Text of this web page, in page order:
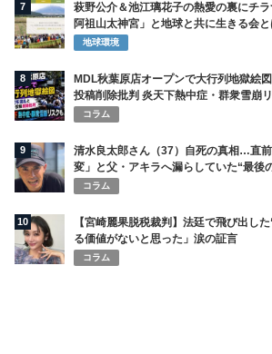
7
萩野公介＆池江璃花子の熱愛の裏にチ
阿祖山太神宮」と地球と共に生きる会
地球環境
8
MDL秋葉原店オープンで大行列地獄絵
投稿削除批判 炎天下熱中症・群衆雪崩
コラム
9
清水良太郎さん（37）自死の真相…直
変」と父・アキラへ漏らしていた“最後
コラム
10
【宮崎麗果脱税裁判】法廷で飛び出し
る価値がないと思った」涙の証言
コラム